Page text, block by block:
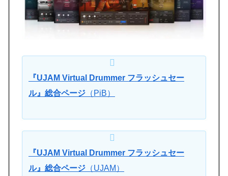
『UJAM Virtual Drummer フラッシュセー
ル』総合ページ （PiB）
『UJAM Virtual Drummer フラッシュセー
ル』総合ページ （UJAM）